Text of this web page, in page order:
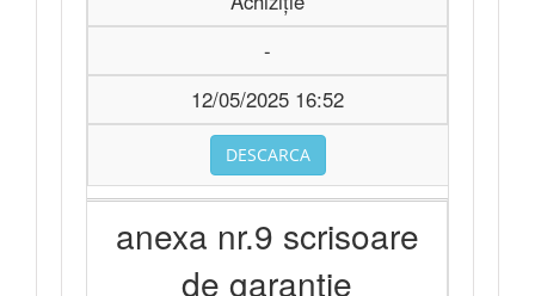
-
12/05/2025 16:52
DESCARCA
anexa nr.9 scrisoare
de garantie